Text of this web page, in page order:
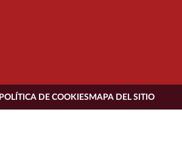
POLÍTICA DE COOKIESMAPA DEL SITIO